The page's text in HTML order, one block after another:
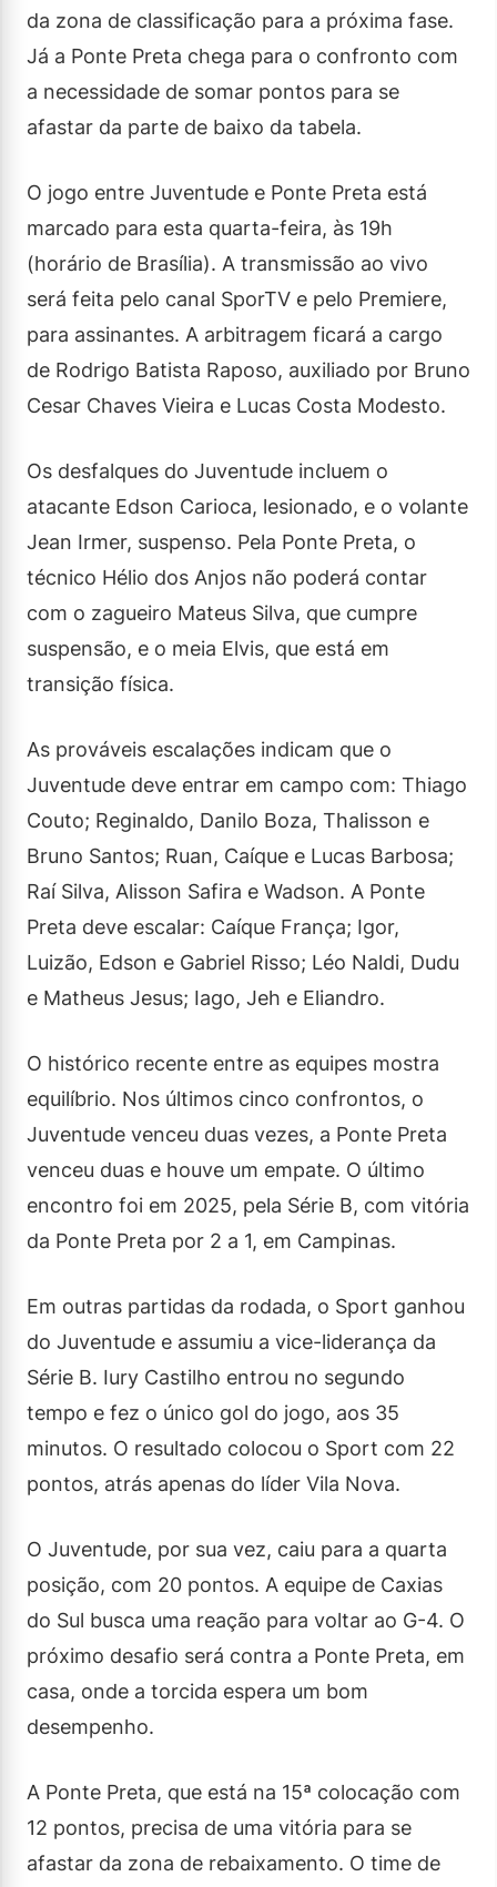
da zona de classificação para a próxima fase.
Já a Ponte Preta chega para o confronto com
a necessidade de somar pontos para se
afastar da parte de baixo da tabela.
O jogo entre Juventude e Ponte Preta está
marcado para esta quarta-feira, às 19h
(horário de Brasília). A transmissão ao vivo
será feita pelo canal SporTV e pelo Premiere,
para assinantes. A arbitragem ficará a cargo
de Rodrigo Batista Raposo, auxiliado por Bruno
Cesar Chaves Vieira e Lucas Costa Modesto.
Os desfalques do Juventude incluem o
atacante Edson Carioca, lesionado, e o volante
Jean Irmer, suspenso. Pela Ponte Preta, o
técnico Hélio dos Anjos não poderá contar
com o zagueiro Mateus Silva, que cumpre
suspensão, e o meia Elvis, que está em
transição física.
As prováveis escalações indicam que o
Juventude deve entrar em campo com: Thiago
Couto; Reginaldo, Danilo Boza, Thalisson e
Bruno Santos; Ruan, Caíque e Lucas Barbosa;
Raí Silva, Alisson Safira e Wadson. A Ponte
Preta deve escalar: Caíque França; Igor,
Luizão, Edson e Gabriel Risso; Léo Naldi, Dudu
e Matheus Jesus; Iago, Jeh e Eliandro.
O histórico recente entre as equipes mostra
equilíbrio. Nos últimos cinco confrontos, o
Juventude venceu duas vezes, a Ponte Preta
venceu duas e houve um empate. O último
encontro foi em 2025, pela Série B, com vitória
da Ponte Preta por 2 a 1, em Campinas.
Em outras partidas da rodada, o Sport ganhou
do Juventude e assumiu a vice-liderança da
Série B. Iury Castilho entrou no segundo
tempo e fez o único gol do jogo, aos 35
minutos. O resultado colocou o Sport com 22
pontos, atrás apenas do líder Vila Nova.
O Juventude, por sua vez, caiu para a quarta
posição, com 20 pontos. A equipe de Caxias
do Sul busca uma reação para voltar ao G-4. O
próximo desafio será contra a Ponte Preta, em
casa, onde a torcida espera um bom
desempenho.
A Ponte Preta, que está na 15ª colocação com
12 pontos, precisa de uma vitória para se
afastar da zona de rebaixamento. O time de